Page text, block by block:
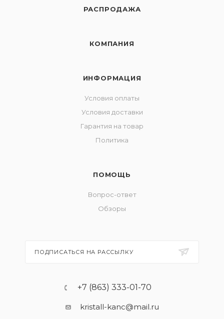
РАСПРОДАЖА
КОМПАНИЯ
ИНФОРМАЦИЯ
Условия оплаты
Условия доставки
Гарантия на товар
Политика
ПОМОЩЬ
Вопрос-ответ
Обзоры
ПОДПИСАТЬСЯ НА РАССЫЛКУ
+7 (863) 333-01-70
kristall-kanc@mail.ru